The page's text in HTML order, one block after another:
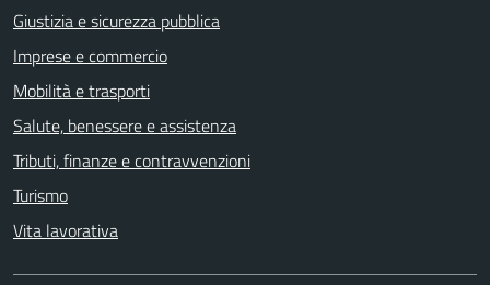
Giustizia e sicurezza pubblica
Imprese e commercio
Mobilità e trasporti
Salute, benessere e assistenza
Tributi, finanze e contravvenzioni
Turismo
Vita lavorativa